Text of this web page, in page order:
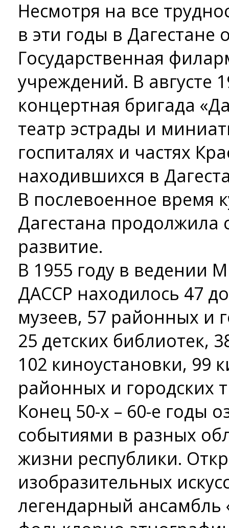
Несмотря на все
в эти годы в Дагестане
Государственная
учреждений. В августе
концертная бригада
театр эстрады и
госпиталях и частях
находившихся в
В послевоенное время
Дагестана продолжила
развитие.
В 1955 году в ведении
ДАССР находилось 47
музеев, 57 районных и
25 детских библиотек,
102 киноустановки, 99
районных и городских
Конец 50-х – 60-е годы
событиями в разных
жизни республики.
изобразительных
легендарный ансамбль